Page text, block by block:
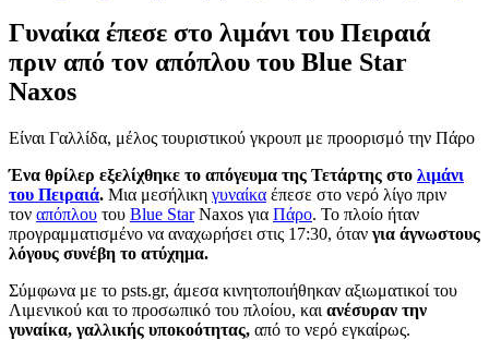
Γυναίκα έπεσε στο λιμάνι του Πειραιά
πριν από τον απόπλου του Blue Star
Naxos
Είναι Γαλλίδα, μέλος τουριστικού γκρουπ με προορισμό την Πάρο
Ένα θρίλερ εξελίχθηκε το απόγευμα της Τετάρτης στο λιμάνι
του Πειραιά. Μια μεσήλικη γυναίκα έπεσε στο νερό λίγο πριν
τον απόπλου του Blue StarNaxos για Πάρο. Το πλοίο ήταν
προγραμματισμένο να αναχωρήσει στις 17:30, όταν για άγνωστους
λόγους συνέβη το ατύχημα.
Σύμφωνα με το psts.gr, άμεσα κινητοποιήθηκαν αξιωματικοί του
Λιμενικού και το προσωπικό του πλοίου, και ανέσυραν την
γυναίκα, γαλλικής υποκοότητας, από το νερό εγκαίρως.